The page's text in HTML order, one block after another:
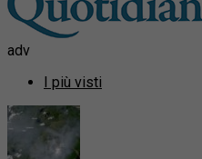
adv
I più visti